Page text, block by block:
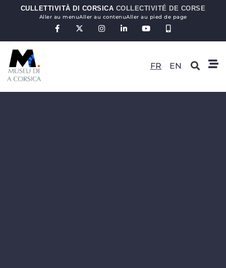
CULLETTIVITÀ DI CORSICA COLLECTIVITÉ DE CORSE
Aller au menuAller au contenuAller au pied de page
FR EN